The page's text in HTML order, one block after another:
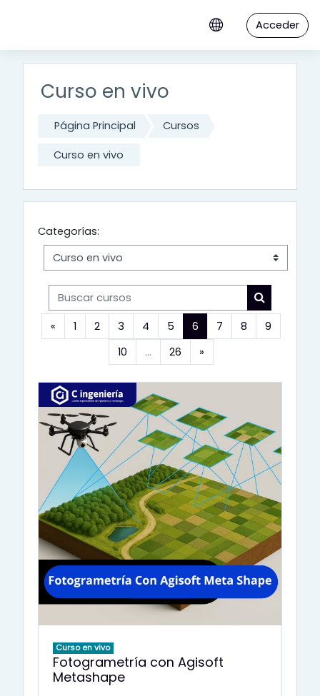
Acceder
Curso en vivo
Página Principal Cursos
Curso en vivo
Categorías:
Buscar cursos
Buscar
« Anterior
1 2 3 4 5 6 (actual)
7 8
9
10
… 26 »Siguiente
Curso en vivo
Fotogrametría con Agisoft
Metashape